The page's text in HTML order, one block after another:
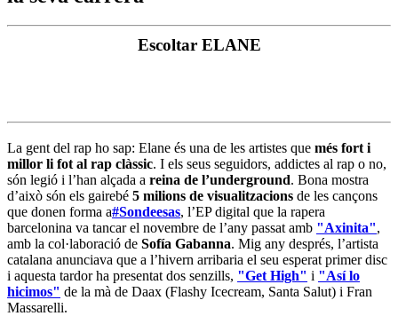
Escoltar ELANE
La gent del rap ho sap: Elane és una de les artistes que més fort i
millor li fot al rap clàssic. I els seus seguidors, addictes al rap o no,
són legió i l’han alçada a reina de l’underground. Bona mostra
d’això són els gairebé 5 milions de visualitzacions de les cançons
que donen forma a#Sondeesas, l’EP digital que la rapera
barcelonina va tancar el novembre de l’any passat amb "Axinita",
amb la col·laboració de Sofía Gabanna. Mig any després, l’artista
catalana anunciava que a l’hivern arribaria el seu esperat primer disc
i aquesta tardor ha presentat dos senzills, "Get High" i "Así lo
hicimos" de la mà de Daax (Flashy Icecream, Santa Salut) i Fran
Massarelli.